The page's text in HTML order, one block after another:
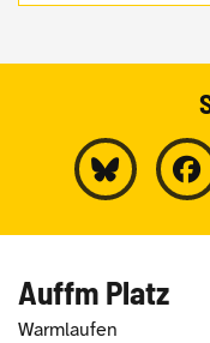
Auffm Platz
Warmlaufen